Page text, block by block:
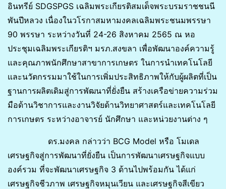
อินทรีย์ SDGSPGS เฉลิมพระเกียรติสมเด็จพระบรมราชชนนี
พันปีหลวง เนื่องในวโรกาสมหามงคลเฉลิมพระชนมพรรษา
90 พรรษา ระหว่างวันที่ 24-26 สิงหาคม 2565 ณ หอ
ประชุมเฉลิมพระเกียรติฯ มรภ.สงขลา เพื่อพัฒนาองค์ความรู้
และคุณภาพนักศึกษาสาขาการเกษตร ในการนําเทคโนโลยี
และนวัตกรรมมาใช้ในการเพิ่มประสิทธิภาพให้กับผู้ผลิตที่เป็น
ฐานการผลิตเดิมสู่การพัฒนาที่ยั่งยืน สร้างเครือข่ายความร่วม
มือด้านวิชาการและงานวิจัยด้านวิทยาศาสตร์และเทคโนโลยี
การเกษตร ระหว่างอาจารย์ นักศึกษา และหน่วยงานต่าง ๆ
ดร.มงคล กล่าวว่า BCG Model หรือ โมเดล
เศรษฐกิจสู่การพัฒนาที่ยั่งยืน เป็นการพัฒนาเศรษฐกิจแบบ
องค์รวม ที่จะพัฒนาเศรษฐกิจ 3 ด้านไปพร้อมกัน ได้แก่
เศรษฐกิจชีวภาพ เศรษฐกิจหมุนเวียน และเศรษฐกิจสีเขียว